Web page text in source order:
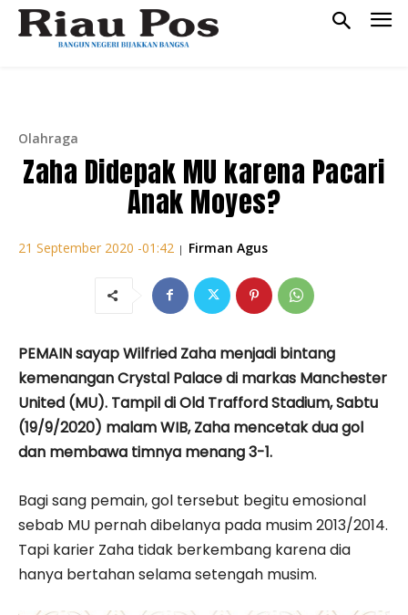
Olahraga
Zaha Didepak MU karena Pacari
Anak Moyes?
21 September 2020 -01:42 | Firman Agus
PEMAIN sayap Wilfried Zaha menjadi bintang
kemenangan Crystal Palace di markas Manchester
United (MU). Tampil di Old Trafford Stadium, Sabtu
(19/9/2020) malam WIB, Zaha mencetak dua gol
dan membawa timnya menang 3-1.
Bagi sang pemain, gol tersebut begitu emosional
sebab MU pernah dibelanya pada musim 2013/2014.
Tapi karier Zaha tidak berkembang karena dia
hanya bertahan selama setengah musim.